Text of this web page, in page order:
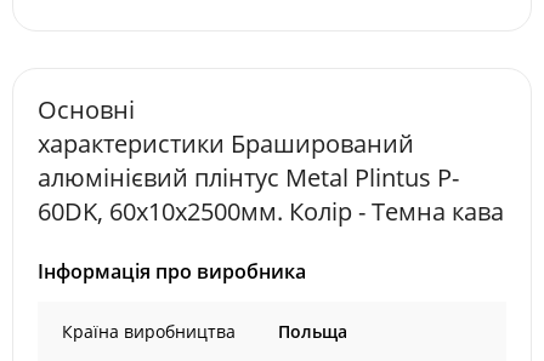
Основні
характеристики Браширований
алюмінієвий плінтус Metal Plintus P-
60DK, 60х10х2500мм. Колір - Темна кава
Інформація про виробника
Країна виробництва Польща